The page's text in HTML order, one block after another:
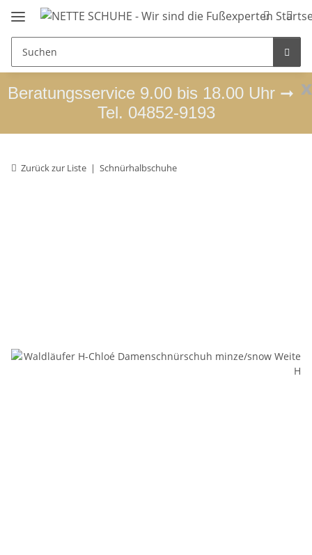
x
Beratungsservice 9.00 bis 18.00 Uhr ➞
Tel. 04852-9193
Zurück zur Liste Schnürhalbschuhe